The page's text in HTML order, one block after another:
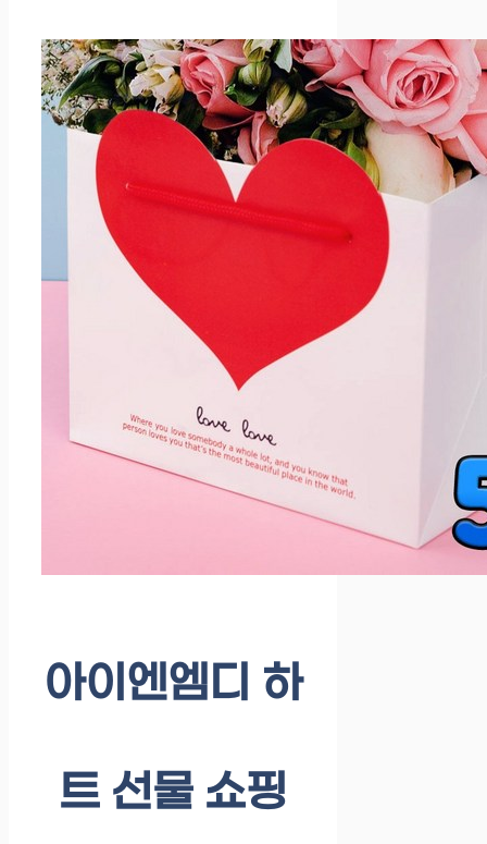
아이엔엠디 하
트 선물 쇼핑